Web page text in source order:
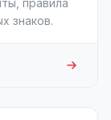
правила
знаков.